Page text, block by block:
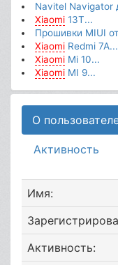
Navitel Navigator
Xiaomi 13T...
Прошивки MIUI
Xiaomi Redmi 7A...
Xiaomi Mi 10...
Xiaomi MI 9...
О
Активность
Имя:
Активность: